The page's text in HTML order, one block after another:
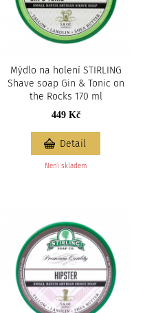
Mýdlo na holení STIRLING
Shave soap Gin & Tonic on
the Rocks 170 ml
449 Kč
Není skladem
Detail